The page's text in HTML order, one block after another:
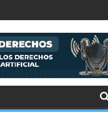
el remix de Love Sensation